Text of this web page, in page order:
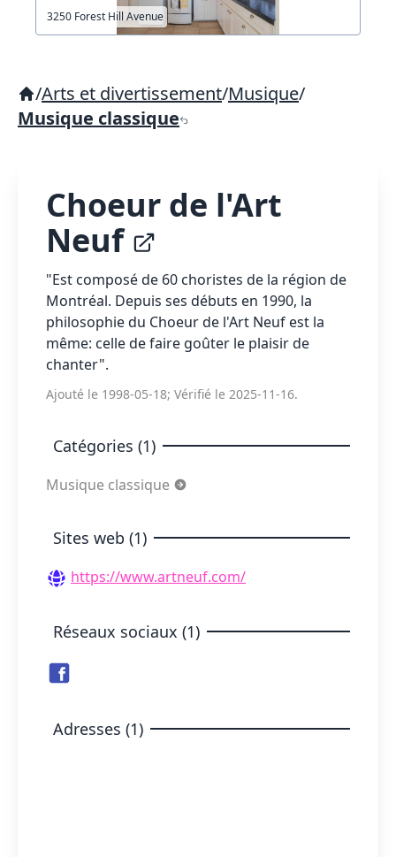
3250 Forest Hill Avenue
/Arts et divertissement/Musique/
Musique classique
Choeur de l'Art
Neuf
"Est composé de 60 choristes de la région de
Montréal. Depuis ses débuts en 1990, la
philosophie du Choeur de l'Art Neuf est la
même: celle de faire goûter le plaisir de
chanter".
Ajouté le 1998-05-18; Vérifié le 2025-11-16.
Catégories (1)
Musique classique
Sites web (1)
https://www.artneuf.com/
Réseaux sociaux (1)
Adresses (1)